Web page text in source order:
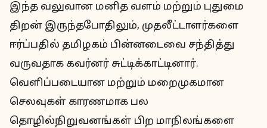
இந்த வலுவான மனித வளம் மற்றும் புதுமை
திறன் இருந்தபோதிலும், முதலீட்டாளர்களை
ஈர்ப்பதில் தமிழகம் பின்னடைவை சந்தித்து
வருவதாக கவர்னர் சுட்டிக்காட்டினார்.
வெளிப்படையான மற்றும் மறைமுகமான
செலவுகள் காரணமாக பல
தொழில்நிறுவனங்கள் பிற மாநிலங்களை